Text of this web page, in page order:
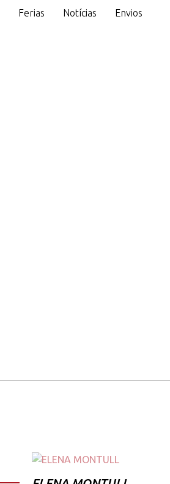
Ferias Notícias
Envios